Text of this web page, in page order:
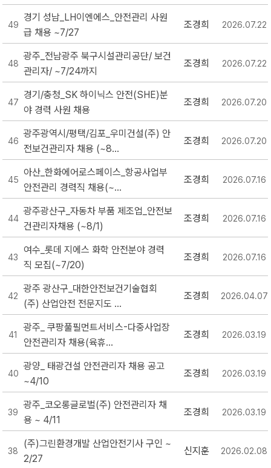
49
경기 성남_LH이엔에스_안전관리 사원
급 채용 ~7/27
조경희 2026.07.22
48
광주_전남광주 북구시설관리공단/ 보건
관리자/ ~7/24까지
조경희 2026.07.22
47
경기/충청_SK 하이닉스 안전(SHE)분
야 경력 사원 채용
조경희 2026.07.20
46
광주광역시/평택/김포_우미건설(주) 안
전보건관리자 채용 (~8...
조경희 2026.07.20
45
아산_한화에어로스페이스_항공사업부
안전관리 경력직 채용(~...
조경희 2026.07.16
44
광주광산구_자동차 부품 제조업_안전보
건관리자채용 (~8/1)
조경희 2026.07.16
43
여수_롯데 지에스 화학 안전분야 경력
직 모집(~7/20)
조경희 2026.07.16
42
광주 광산구_대한안전보건기술협회
(주) 산업안전 전문지도 ...
조경희 2026.04.07
41
광주_ 쿠팡풀필먼트서비스-다중사업장
안전관리자 채용(육휴...
조경희 2026.03.19
40
광양_ 태광건설 안전관리자 채용 공고
~4/10
조경희 2026.03.19
39
광주_코오롱글로벌(주) 안전관리자 채
용 ~ 4/11
조경희 2026.03.19
38
(주)그린환경개발 산업안전기사 구인 ~
2/27
신지훈 2026.02.08